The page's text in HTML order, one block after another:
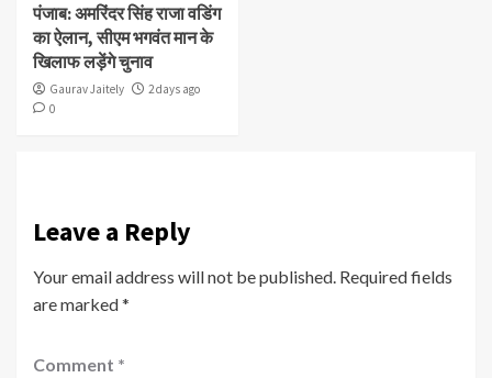
पंजाब: अमरिंदर सिंह राजा वडिंग
का ऐलान, सीएम भगवंत मान के
खिलाफ लड़ेंगे चुनाव
Gaurav Jaitely
2 days ago
0
Leave a Reply
Your email address will not be published. Required fields
are marked*
Comment *